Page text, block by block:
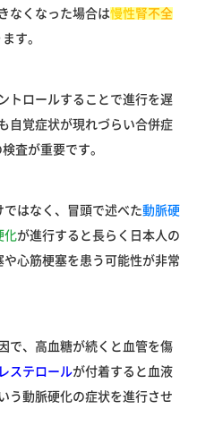
なくなった場合は慢性腎不全
す。
トロールすることで進行を遅
自覚症状が現れづらい合併症
検査が重要です。
はなく、冒頭で述べた動脈硬
化が進行すると長らく日本人の
心筋梗塞を患う可能性が非常
で、高血糖が続くと血管を傷
ステロールが付着すると血液
う動脈硬化の症状を進行させ